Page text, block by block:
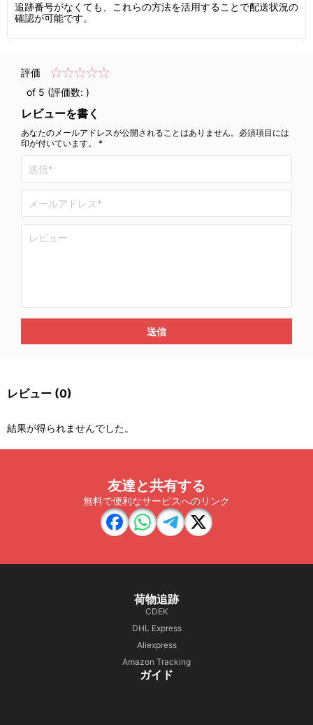
追跡番号がなくても、これらの方法を活用することで配送状況の
確認が可能です。
評価
of 5 (評価数: )
レビューを書く
あなたのメールアドレスが公開されることはありません。必須項目には
印が付いています。 *
送信
レビュー (0)
結果が得られませんでした。
友達と共有する
無料で便利なサービスへのリンク
荷物追跡
CDEK
DHL Express
Aliexpress
Amazon Tracking
ガイド